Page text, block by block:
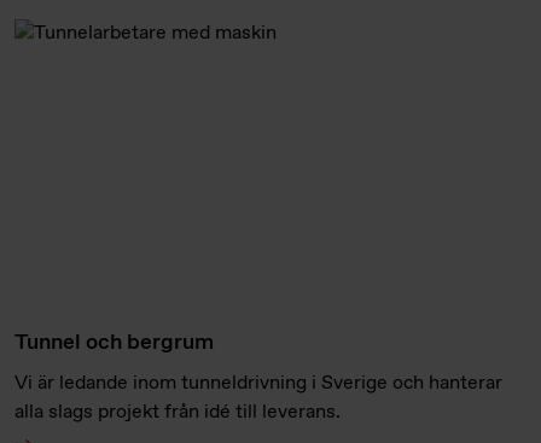
Tunnel och bergrum
Vi är ledande inom tunneldrivning i Sverige och hanterar
alla slags projekt från idé till leverans.